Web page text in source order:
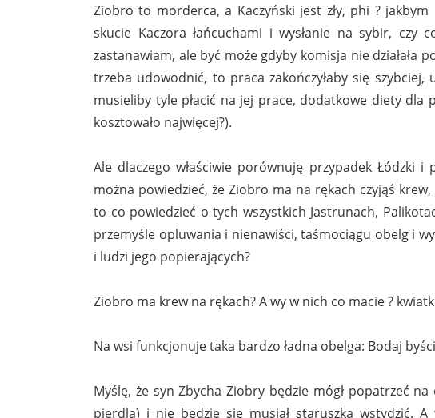
Ziobro to morderca, a Kaczyński jest zły, phi ? jakbym
skucie Kaczora łańcuchami i wysłanie na sybir,
zastanawiam, ale być może gdyby komisja nie działała
trzeba udowodnić, to praca zakończyłaby się
musieliby tyle płacić na jej prace, dodatkowe diety dla
kosztowało najwięcej?).
Ale dlaczego właściwie porównuję przypadek Łódzki i
można powiedzieć, że Ziobro ma na rękach czyjąś
to co powiedzieć o tych wszystkich Jastrunach,
przemyśle opluwania i nienawiści, taśmociągu obelg i
i ludzi jego popierających?
Ziobro ma krew na rękach? A wy w nich co macie ?
Na wsi funkcjonuje taka bardzo ładna obelga: Bodaj
Myślę, że syn Zbycha Ziobry będzie mógł popatrzeć
pierdla) i nie będzie się musiał staruszka wstydzić. A